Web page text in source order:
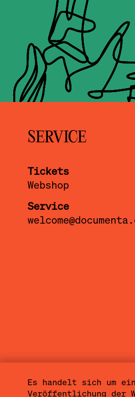
SERVICE
Tickets
Webshop
Service
Sitemap Impressum
Es handelt sich um
Veröffentlichung der